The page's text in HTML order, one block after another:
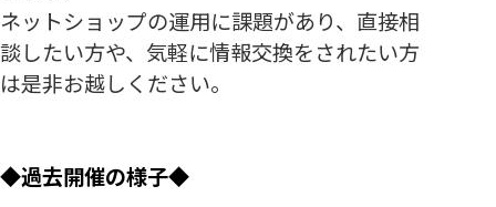
ネットショップの運用に課題があり、直接相
談したい方や、気軽に情報交換をされたい方
は是非お越しください。
◆過去開催の様子◆